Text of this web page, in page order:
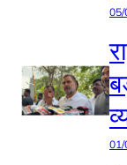
05/
01/